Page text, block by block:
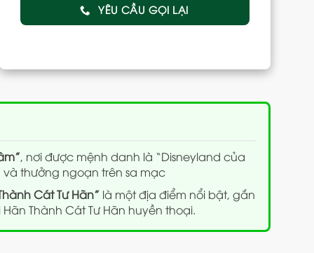
YÊU CẦU GỌI LẠI
, nơi được mệnh danh là “Disneyland của
thưởng ngoạn trên sa mạc
Cát Tư Hãn” là một địa điểm nổi bật, gắn
Thành Cát Tư Hãn huyền thoại.